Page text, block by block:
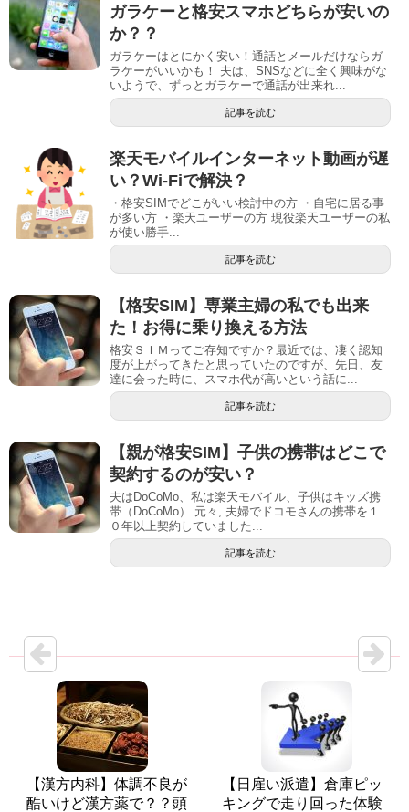
ガラケーと格安スマホどちらが安いの
か？？
ガラケーはとにかく安い！通話とメールだけならガ
ラケーがいいかも！ 夫は、SNSなどに全く興味がな
いようで、ずっとガラケーで通話が出来れ...
記事を読む
楽天モバイルインターネット動画が遅
い？Wi-Fiで解決？
・格安SIMでどこがいい検討中の方 ・自宅に居る事
が多い方 ・楽天ユーザーの方 現役楽天ユーザーの私
が使い勝手...
記事を読む
【格安SIM】専業主婦の私でも出来
た！お得に乗り換える方法
格安ＳＩＭってご存知ですか？最近では、凄く認知
度が上がってきたと思っていたのですが、先日、友
達に会った時に、スマホ代が高いという話に...
記事を読む
【親が格安SIM】子供の携帯はどこで
契約するのが安い？
夫はDoCoMo、私は楽天モバイル、子供はキッズ携
帯（DoCoMo） 元々, 夫婦でドコモさんの携帯を１
０年以上契約していました...
記事を読む
【漢方内科】体調不良が
酷いけど漢方薬で？？頭
【日雇い派遣】倉庫ピッ
キングで走り回った体験